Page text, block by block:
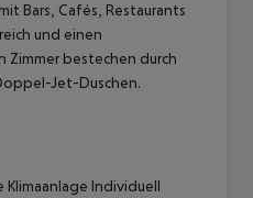
Bars, Cafés, Restaurants
und einen
Zimmer bestechen durch
Jet-Duschen.
Klimaanlage Individuell